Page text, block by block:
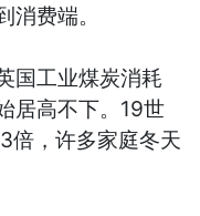
费端。
国工业煤炭消耗
居高不下。19世
倍，许多家庭冬天